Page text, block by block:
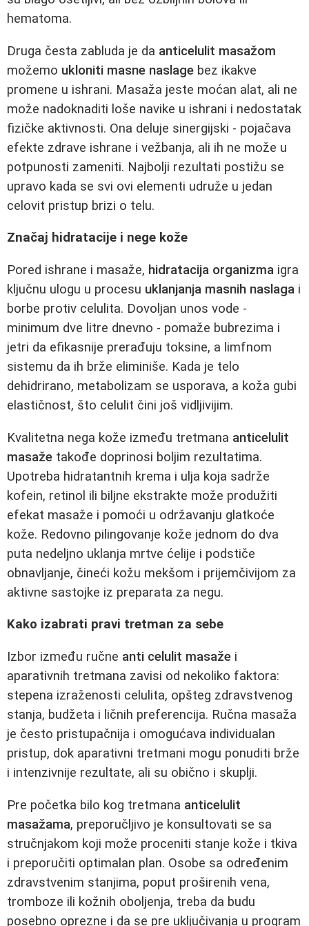
hematoma.
Druga česta zabluda je da anticelulit masažom
možemo ukloniti masne naslage bez ikakve
promene u ishrani. Masaža jeste moćan alat, ali ne
može nadoknaditi loše navike u ishrani i nedostatak
fizičke aktivnosti. Ona deluje sinergijski - pojačava
efekte zdrave ishrane i vežbanja, ali ih ne može u
potpunosti zameniti. Najbolji rezultati postižu se
upravo kada se svi ovi elementi udruže u jedan
celovit pristup brizi o telu.
Značaj hidratacije i nege kože
Pored ishrane i masaže, hidratacija organizma igra
ključnu ulogu u procesu uklanjanja masnih naslaga i
borbe protiv celulita. Dovoljan unos vode -
minimum dve litre dnevno - pomaže bubrezima i
jetri da efikasnije prerađuju toksine, a limfnom
sistemu da ih brže eliminiše. Kada je telo
dehidrirano, metabolizam se usporava, a koža gubi
elastičnost, što celulit čini još vidljivijim.
Kvalitetna nega kože između tretmana anticelulit
masaže takođe doprinosi boljim rezultatima.
Upotreba hidratantnih krema i ulja koja sadrže
kofein, retinol ili biljne ekstrakte može produžiti
efekat masaže i pomoći u održavanju glatkoće
kože. Redovno pilingovanje kože jednom do dva
puta nedeljno uklanja mrtve ćelije i podstiče
obnavljanje, čineći kožu mekšom i prijemčivijom za
aktivne sastojke iz preparata za negu.
Kako izabrati pravi tretman za sebe
Izbor između ručne anti celulit masaže i
aparativnih tretmana zavisi od nekoliko faktora:
stepena izraženosti celulita, opšteg zdravstvenog
stanja, budžeta i ličnih preferencija. Ručna masaža
je često pristupačnija i omogućava individualan
pristup, dok aparativni tretmani mogu ponuditi brže
i intenzivnije rezultate, ali su obično i skuplji.
Pre početka bilo kog tretmana anticelulit
masažama, preporučljivo je konsultovati se sa
stručnjakom koji može proceniti stanje kože i tkiva
i preporučiti optimalan plan. Osobe sa određenim
zdravstvenim stanjima, poput proširenih vena,
tromboze ili kožnih oboljenja, treba da budu
posebno oprezne i da se pre uključivanja u program